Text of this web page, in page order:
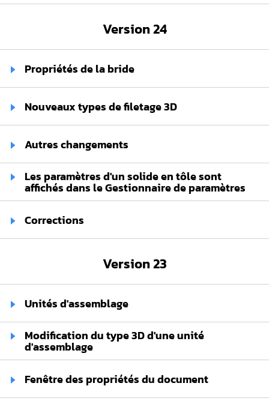
Version 24
Propriétés de la bride
Nouveaux types de filetage 3D
Autres changements
Les paramètres d'un solide en tôle sont
affichés dans le Gestionnaire de paramètres
Corrections
Version 23
Unités d'assemblage
Modification du type 3D d'une unité
d'assemblage
Fenêtre des propriétés du document